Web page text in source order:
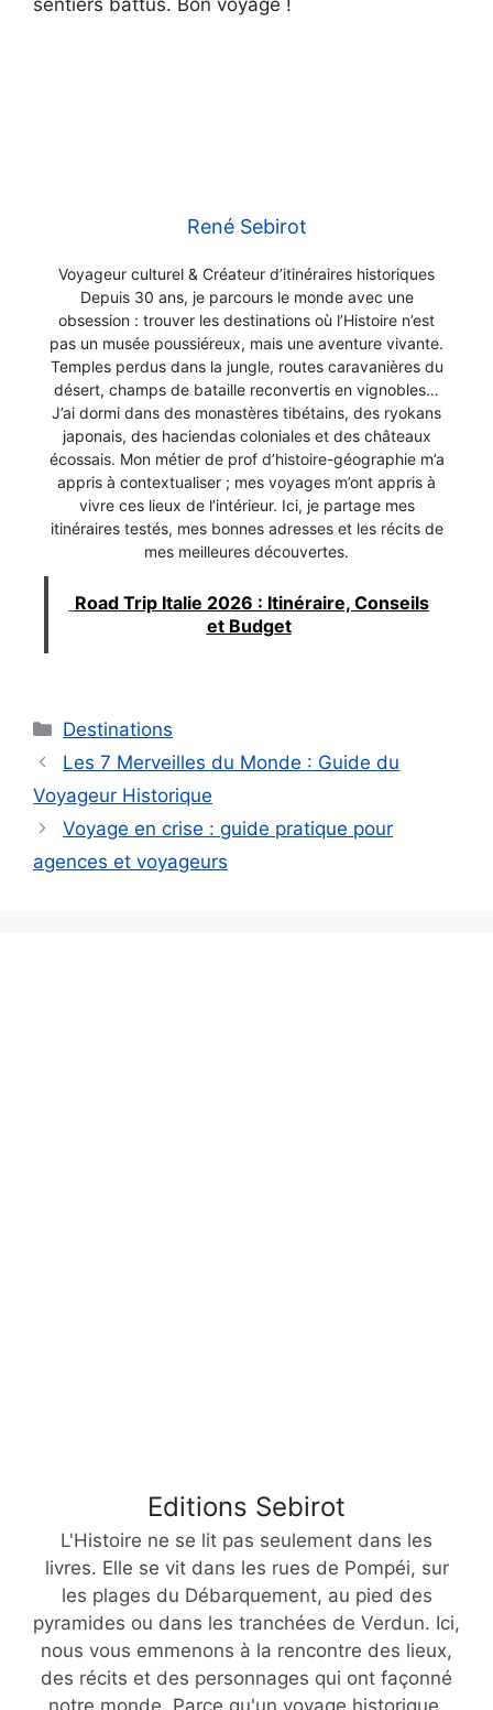
sentiers battus. Bon voyage !
René Sebirot
Voyageur culturel & Créateur d’itinéraires historiques
Depuis 30 ans, je parcours le monde avec une
obsession : trouver les destinations où l’Histoire n’est
pas un musée poussiéreux, mais une aventure vivante.
Temples perdus dans la jungle, routes caravanières du
désert, champs de bataille reconvertis en vignobles…
J’ai dormi dans des monastères tibétains, des ryokans
japonais, des haciendas coloniales et des châteaux
écossais. Mon métier de prof d’histoire-géographie m’a
appris à contextualiser ; mes voyages m’ont appris à
vivre ces lieux de l’intérieur. Ici, je partage mes
itinéraires testés, mes bonnes adresses et les récits de
mes meilleures découvertes.
Road Trip Italie 2026 : Itinéraire, Conseils
et Budget
Catégories
Destinations
Les 7 Merveilles du Monde : Guide du
Voyageur Historique
Voyage en crise : guide pratique pour
agences et voyageurs
Editions Sebirot
L'Histoire ne se lit pas seulement dans les
livres. Elle se vit dans les rues de Pompéi, sur
les plages du Débarquement, au pied des
pyramides ou dans les tranchées de Verdun. Ici,
nous vous emmenons à la rencontre des lieux,
des récits et des personnages qui ont façonné